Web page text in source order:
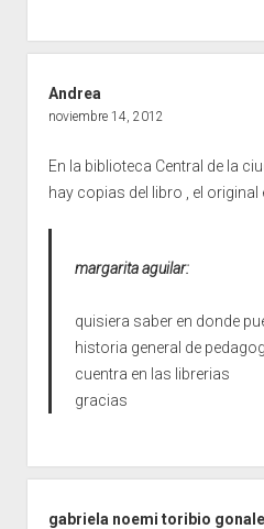
Andrea
noviembre 14, 2012
En la biblioteca Central de la
hay copias del libro , el original
margarita aguilar:
quisiera saber en donde
historia general de
cuentra en las librerias
gracias
gabriela noemi toribio